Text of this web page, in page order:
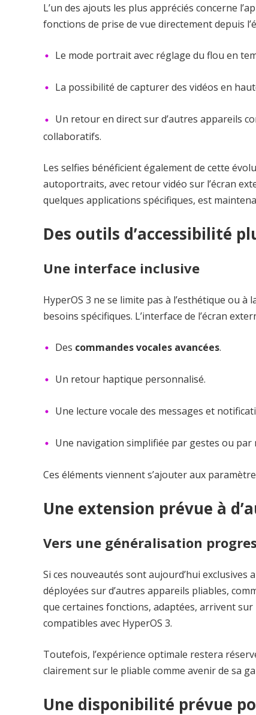
L’un des ajouts les plus appréciés concerne
fonctions de prise de vue directement depuis
Le mode portrait avec réglage du flou en
La possibilité de capturer des vidéos en
Un retour en direct sur d’autres appareils
collaboratifs.
Les selfies bénéficient également de cette
autoportraits, avec retour vidéo sur l’écran
quelques applications spécifiques, est
Des outils d’accessibilité
Une interface inclusive
HyperOS 3 ne se limite pas à l’esthétique ou
besoins spécifiques. L’interface de l’écran
Des commandes vocales avancées.
Un retour haptique personnalisé.
Une lecture vocale des messages et
Une navigation simplifiée par gestes ou par
Ces éléments viennent s’ajouter aux
Une extension prévue à
Vers une généralisation
Si ces nouveautés sont aujourd’hui exclusives
déployées sur d’autres appareils pliables,
que certaines fonctions, adaptées, arrivent
compatibles avec HyperOS 3.
Toutefois, l’expérience optimale restera
clairement sur le pliable comme avenir de sa
Une disponibilité prévue